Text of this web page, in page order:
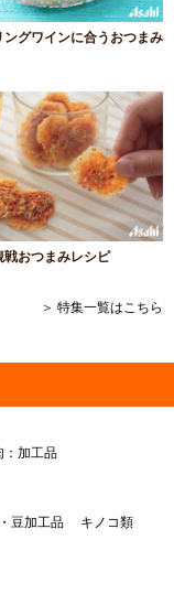
ングワインに合うおつまみ
戦おつまみレシピ
＞ 特集一覧はこちら
：加工品
豆加工品
キノコ類